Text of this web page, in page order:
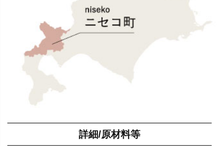
詳細/原材料等